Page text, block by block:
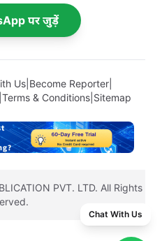
पर जुड़ें
Us| Become Reporter|
Terms & Conditions Sitemap
PVT. LTD. All Rights
Chat With Us